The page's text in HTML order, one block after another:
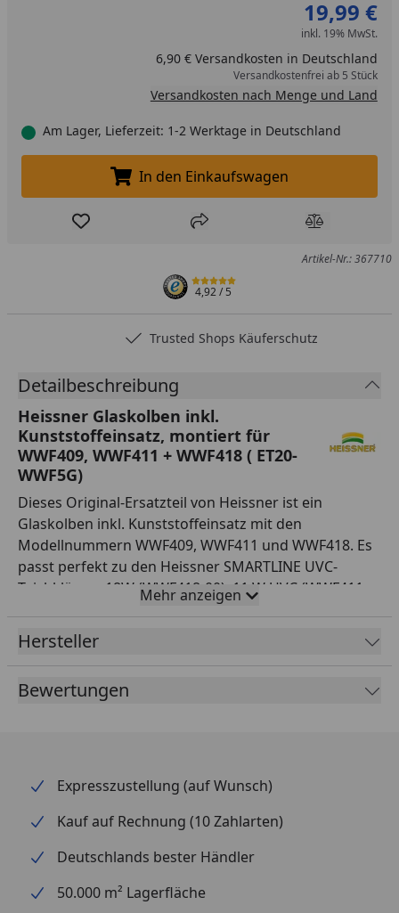
19,99 €
inkl. 19% MwSt.
6,90 € Versandkosten in Deutschland
Versandkostenfrei ab 5 Stück
Versandkosten nach Menge und Land
Am Lager, Lieferzeit: 1-2 Werktage in Deutschland
In den Einkaufswagen legen
In den Einkaufswagen
Produkt zur Wunschliste hinzufügen
Teilen Produkt
Artikel-Nr.: 367710
4,92/ 5
Trusted Shops Käuferschutz
Detailbeschreibung
Heissner Glaskolben inkl.
Kunststoffeinsatz, montiert für
WWF409, WWF411 + WWF418 ( ET20-
WWF5G)
Dieses Original-Ersatzteil von Heissner ist ein
Glaskolben inkl. Kunststoffeinsatz mit den
Modellnummern WWF409, WWF411 und WWF418. Es
passt perfekt zu den Heissner SMARTLINE UVC-
Teichklärern 18W (WWF418-00), 11 W UVC (WWF411-
00) und 9 W Niedervolt (WWF409-00). Dieses Ersatzteil
ist von höchster Qualität und verlängert die
Lebensdauer Ihres Teichklärers erheblich. Verlassen
Mehr anzeigen
Hersteller
Bewertungen
Expresszustellung (auf Wunsch)
Kauf auf Rechnung (10 Zahlarten)
Deutschlands bester Händler
50.000 m² Lagerfläche